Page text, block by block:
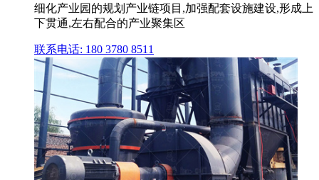
细化产业园的规划产业链项目,加强配套设施建设,形成上
下贯通,左右配合的产业聚集区
联系电话: 180 3780 8511